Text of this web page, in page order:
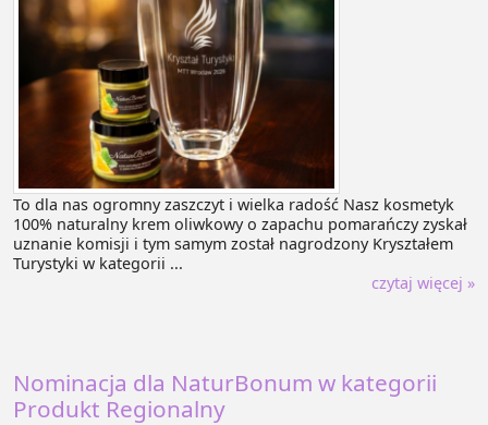
To dla nas ogromny zaszczyt i wielka radość Nasz kosmetyk
100% naturalny krem oliwkowy o zapachu pomarańczy zyskał
uznanie komisji i tym samym został nagrodzony Kryształem
Turystyki w kategorii ...
czytaj więcej »
Nominacja dla NaturBonum w kategorii
Produkt Regionalny